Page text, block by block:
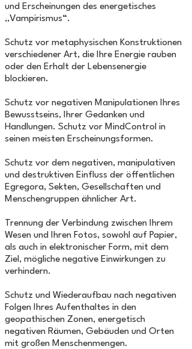
und Erscheinungen des energetisches
„Vampirismus“.
Schutz vor metaphysischen Konstruktionen
verschiedener Art, die Ihre Energie rauben
oder den Erhalt der Lebensenergie
blockieren.
Schutz vor negativen Manipulationen Ihres
Bewusstseins, Ihrer Gedanken und
Handlungen. Schutz vor MindControl in
seinen meisten Erscheinungsformen.
Schutz vor dem negativen, manipulativen
und destruktiven Einfluss der öffentlichen
Egregora, Sekten, Gesellschaften und
Menschengruppen ähnlicher Art.
Trennung der Verbindung zwischen Ihrem
Wesen und Ihren Fotos, sowohl auf Papier,
als auch in elektronischer Form, mit dem
Ziel, mögliche negative Einwirkungen zu
verhindern.
Schutz und Wiederaufbau nach negativen
Folgen Ihres Aufenthaltes in den
geopathischen Zonen, energetisch
negativen Räumen, Gebäuden und Orten
mit großen Menschenmengen.